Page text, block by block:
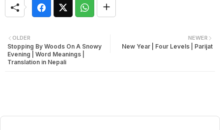
NEWER
New Year | Four Levels | Parijat
OLDER
Stopping By Woods On A Snowy
Evening | Word Meanings |
Translation in Nepali